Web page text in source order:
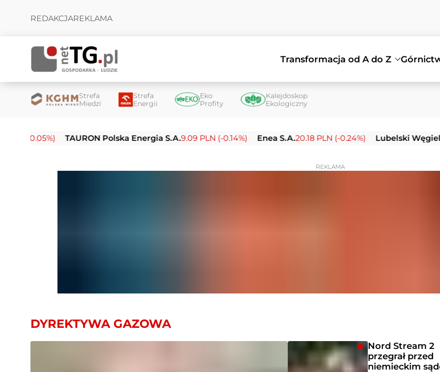
REDAKCJAREKLAMA
Transformacja od A do Z
Strefa
Miedzi
Strefa
Energii
Eko
Profity
Kalejdoskop
Ekologiczny
TAURON Polska Energia S.A.9.09 PLN (-0.14%) Enea S.A.20.18 PLN (-0.24%) Lubelski Węgiel
REKLAMA
DYREKTYWA GAZOWA
Nord Stream 2
przegrał przed
niemieckim